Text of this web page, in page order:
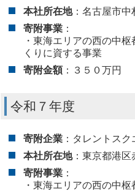
本社所在地：名古屋市中
寄附事業：
・東海エリアの西の中
くりに資する事業
寄附金額：３５０万円
令和７年度
寄附企業：タレントス
本社所在地：東京都港区
寄附事業：
・東海エリアの西の中